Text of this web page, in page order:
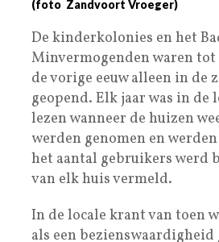
(foto Zandvoort Vroeger)
De kinderkolonies en het
Minvermogenden waren tot
de vorige eeuw alleen in de
geopend. Elk jaar was in de
lezen wanneer de huizen
werden genomen en
het aantal gebruikers werd
van elk huis vermeld.
In de locale krant van toen
als een bezienswaardigheid